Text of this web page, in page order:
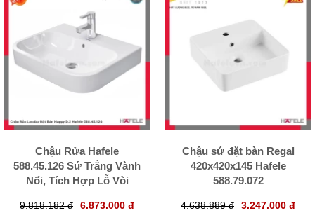
Chậu Rửa Hafele
588.45.126 Sứ Trắng Vành
Nổi, Tích Hợp Lỗ Vòi
9.818.182 đ 6.873.000 đ
Chậu sứ đặt bàn Regal
420x420x145 Hafele
588.79.072
4.638.889 đ 3.247.000 đ